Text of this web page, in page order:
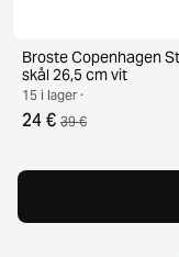
Broste Copenhagen
skål 26,5 cm vit
15 i lager ·
24 € 39 €